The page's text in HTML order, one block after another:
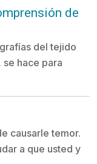
de
del tejido
se hace para
causarle temor.
a que usted y